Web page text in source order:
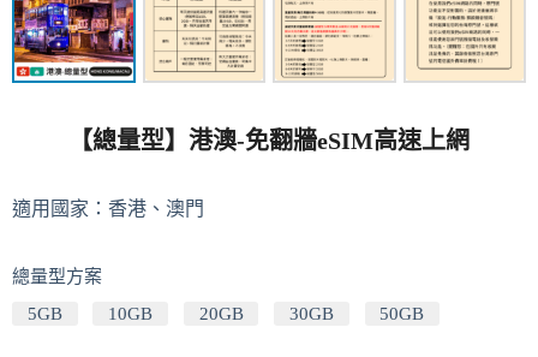
【總量型】港澳-免翻牆eSIM高速上網
適用國家：香港、澳門
總量型方案
5GB
10GB 20GB 30GB 50GB